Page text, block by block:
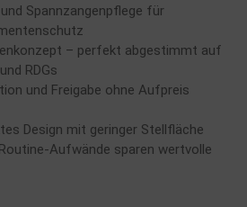
Spannzangenpflege für
– perfekt abgestimmt auf
RDGs
und Freigabe ohne Aufpreis
Design mit geringer Stellfläche
Aufwände sparen wertvolle